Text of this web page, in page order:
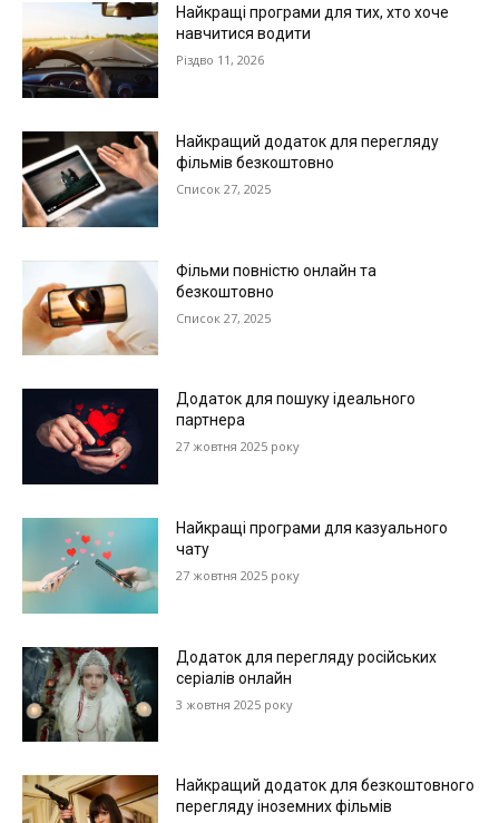
Найкращі програми для тих, хто хоче
навчитися водити
Різдво 11, 2026
Найкращий додаток для перегляду
фільмів безкоштовно
Список 27, 2025
Фільми повністю онлайн та
безкоштовно
Список 27, 2025
Додаток для пошуку ідеального
партнера
27 жовтня 2025 року
Найкращі програми для казуального
чату
27 жовтня 2025 року
Додаток для перегляду російських
серіалів онлайн
3 жовтня 2025 року
Найкращий додаток для безкоштовного
перегляду іноземних фільмів